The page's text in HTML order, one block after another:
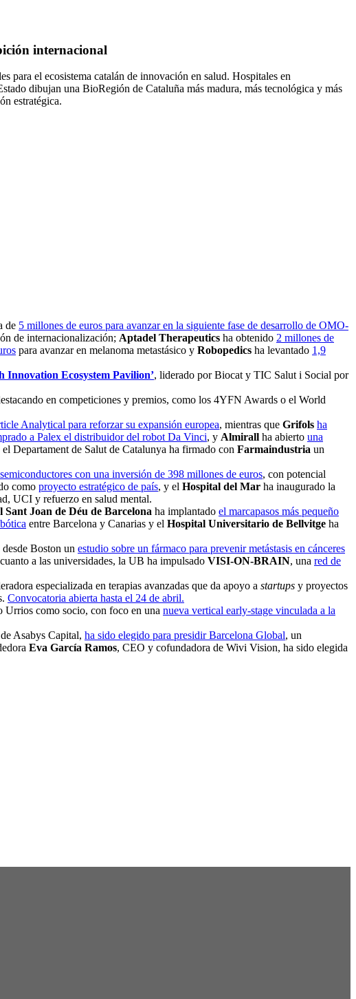
internacional
para el ecosistema catalán de innovación en salud. Hospitales en
dibujan una BioRegión de Cataluña más madura, más tecnológica y más
estratégica.
de 5 millones de euros para avanzar en la siguiente fase de desarrollo de OMO-
de internacionalización; Aptadel Therapeutics ha obtenido 2 millones de
para avanzar en melanoma metastásico y Robopedics ha levantado 1,9
Innovation Ecosystem Pavilion’, liderado por Biocat y TIC Salut i Social por
en competiciones y premios, como los 4YFN Awards o el World
Analytical para reforzar su expansión europea, mientras que Grifols ha
a Palex el distribuidor del robot Da Vinci, y Almirall ha abierto una
Departament de Salut de Catalunya ha firmado con Farmaindustria un
con una inversión de 398 millones de euros, con potencial
como proyecto estratégico de país, y el Hospital del Mar ha inaugurado la
UCI y refuerzo en salud mental.
Sant Joan de Déu de Barcelona ha implantado el marcapasos más pequeño
entre Barcelona y Canarias y el Hospital Universitario de Bellvitge ha
Boston un estudio sobre un fármaco para prevenir metástasis en cánceres
a las universidades, la UB ha impulsado VISI-ON-BRAIN, una red de
especializada en terapias avanzadas que da apoyo a startups y proyectos
Convocatoria abierta hasta el 24 de abril.
Urrios como socio, con foco en una nueva vertical early-stage vinculada a la
Asabys Capital, ha sido elegido para presidir Barcelona Global, un
Eva García Ramos, CEO y cofundadora de Wivi Vision, ha sido elegida